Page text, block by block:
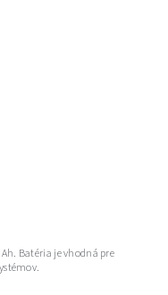
Batéria je vhodná pre